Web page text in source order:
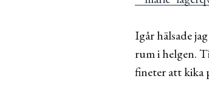
Igår hälsade
rum i helgen.
fineter att kika